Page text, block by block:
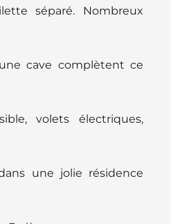
séparé. Nombreux
cave complètent ce
volets électriques,
une jolie résidence